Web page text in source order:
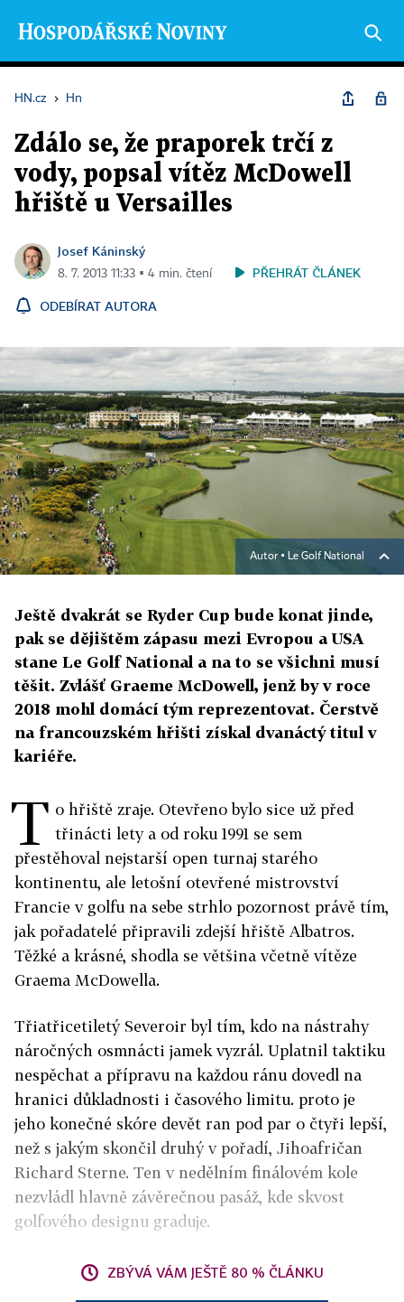
HN.cz › Hn
Zdálo se, že praporek trčí z
vody, popsal vítěz McDowell
hřiště u Versailles
Josef Káninský
8. 7. 2013 11:33 ▪ 4 min. čtení PŘEHRÁT ČLÁNEK
ODEBÍRAT AUTORA
Autor ▪ Le Golf National
Ještě dvakrát se Ryder Cup bude konat jinde,
pak se dějištěm zápasu mezi Evropou a USA
stane Le Golf National a na to se všichni musí
těšit. Zvlášť Graeme McDowell, jenž by v roce
2018 mohl domácí tým reprezentovat. Čerstvě
na francouzském hřišti získal dvanáctý titul v
kariéře.
T o hřiště zraje. Otevřeno bylo sice už před
třinácti lety a od roku 1991 se sem
přestěhoval nejstarší open turnaj starého
kontinentu, ale letošní otevřené mistrovství
Francie v golfu na sebe strhlo pozornost právě tím,
jak pořadatelé připravili zdejší hřiště Albatros.
Těžké a krásné, shodla se většina včetně vítěze
Graema McDowella.
Třiatřicetiletý Severoir byl tím, kdo na nástrahy
náročných osmnácti jamek vyzrál. Uplatnil taktiku
nespěchat a přípravu na každou ránu dovedl na
hranici důkladnosti i časového limitu. proto je
jeho konečné skóre devět ran pod par o čtyři lepší,
než s jakým skončil druhý v pořadí, Jihoafričan
Richard Sterne. Ten v nedělním finálovém kole
nezvládl hlavně závěrečnou pasáž, kde skvost
golfového designu graduje.
ZBÝVÁ VÁM JEŠTĚ 80 % ČLÁNKU